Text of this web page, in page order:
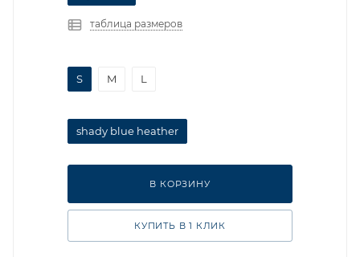
таблица размеров
S M L
shady blue heather
В КОРЗИНУ
КУПИТЬ В 1 КЛИК